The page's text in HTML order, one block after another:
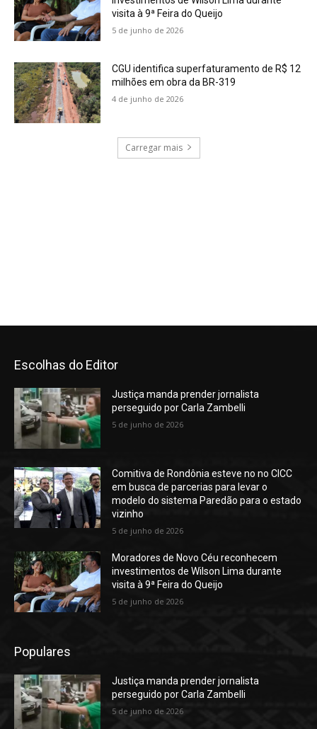
Escolhas do Editor
Justiça manda prender jornalista
perseguido por Carla Zambelli
5 de junho de 2026
Comitiva de Rondônia esteve no no CICC
em busca de parcerias para levar o
modelo do sistema Paredão para o estado
vizinho
5 de junho de 2026
Moradores de Novo Céu reconhecem
investimentos de Wilson Lima durante
visita à 9ª Feira do Queijo
5 de junho de 2026
Populares
Justiça manda prender jornalista
perseguido por Carla Zambelli
5 de junho de 2026